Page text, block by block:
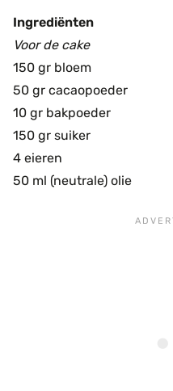
Ingrediënten
Voor de cake
150 gr bloem
50 gr cacaopoeder
10 gr bakpoeder
150 gr suiker
4 eieren
50 ml (neutrale) olie